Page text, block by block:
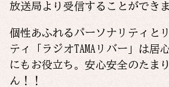
放送局より受信することができま
個性あふれるパーソナリティと
ティ「ラジオTAMAリバー」は居
にもお役立ち。安心安全のたま
ん！！